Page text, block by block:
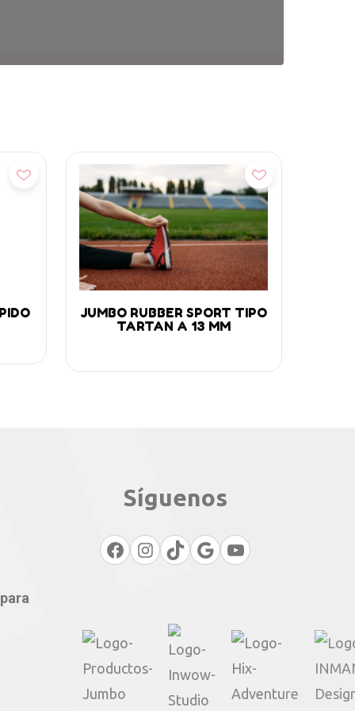
Añadir
JUMBO RUBBER SPORT TIPO
TARTAN A 13 MM
Síguenos
Facebook
Instagram
TikTok
GoogleYouTube